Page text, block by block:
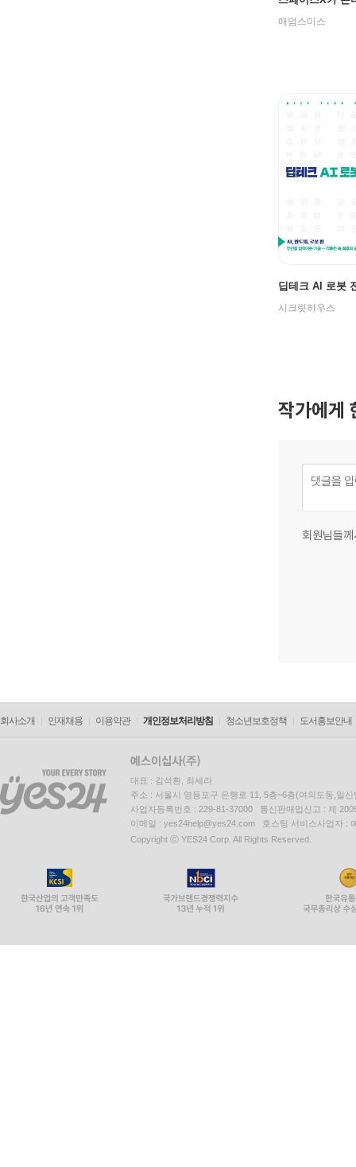
애덤스미스
딥테크 AI 로봇
시크릿하우스
작가에게
회원님들
회사소개 인재채용 이용약관 개인정보처리방침 청소년보호정책 도서홍보안내
대표 : 김석환, 최세라
주소 : 서울시 영등포구 은행로 11, 5층~6층(여의도동,일신
사업자등록번호 : 229-81-37000 통신판매업신고 : 제
이메일 : yes24help@yes24.com 호스팅 서비스사업자 :
Copyright ⓒ YES24 Corp. All Rights Reserved.